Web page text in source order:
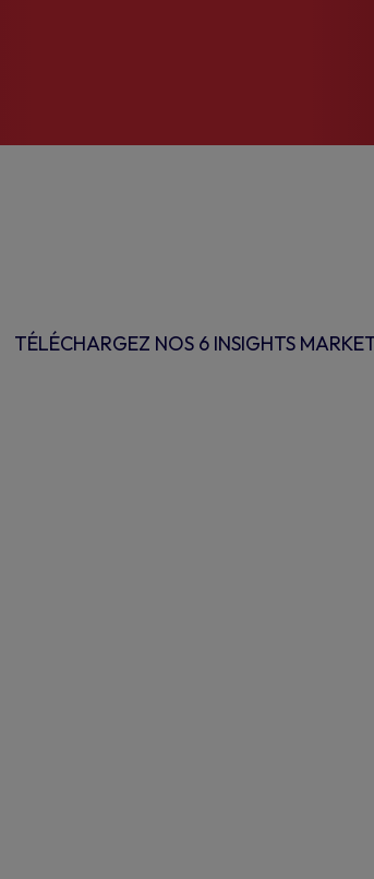
TÉLÉCHARGEZ NOS 6 INSIGHTS